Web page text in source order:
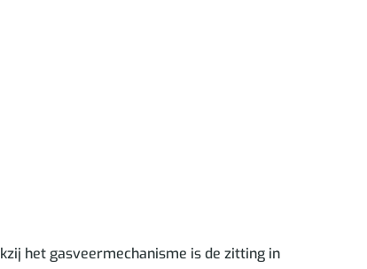
het gasveermechanisme is de zitting in